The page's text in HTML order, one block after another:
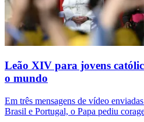
Leão XIV para jovens
o mundo
Em três mensagens de vídeo
Brasil e Portugal, o Papa pediu